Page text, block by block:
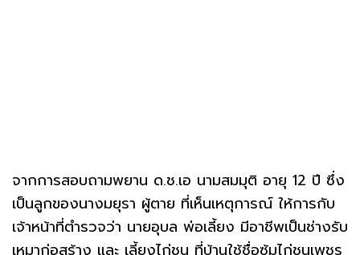
จากการสอบถามพยาน ด.ช.เอ นามสมมุติ อายุ 12 ปี ซึ่ง
เป็นลูกของนางมยุรา ผู้ตาย ที่เห็นเหตุการณ์ ให้การกับ
เจ้าหน้าที่ตำรวจว่า นายอุบล พ่อเลี้ยง มีอาชีพเป็นช่างรับ
เหมาก่อสร้าง และ เลี้ยงไก่ชน ที่บ้านใช้ชื่อซุ้มไก่ชนเพชร